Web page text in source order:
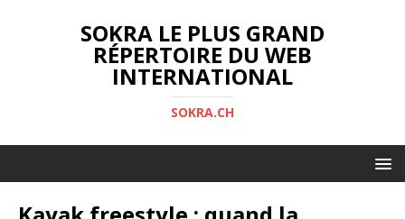
SOKRA LE PLUS GRAND
RÉPERTOIRE DU WEB
INTERNATIONAL
SOKRA.CH